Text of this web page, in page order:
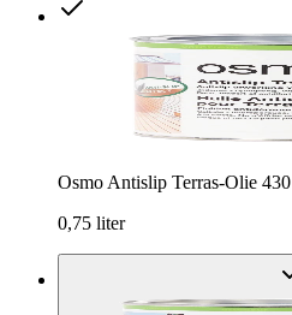
Osmo Antislip Terras-Olie 430
0,75 liter